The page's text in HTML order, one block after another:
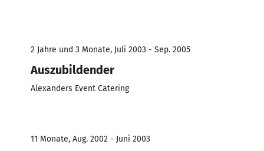
2 Jahre und 3 Monate, Juli 2003 - Sep. 2005
Auszubildender
Alexanders Event Catering
11 Monate, Aug. 2002 - Juni 2003